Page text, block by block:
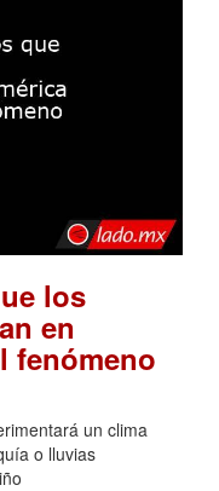
los
en
fenómeno
un clima
o lluvias